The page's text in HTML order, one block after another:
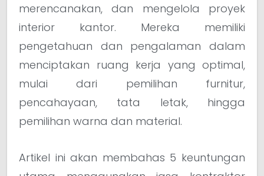
merencanakan, dan mengelola proyek
interior kantor. Mereka memiliki
pengetahuan dan pengalaman dalam
menciptakan ruang kerja yang optimal,
mulai dari pemilihan furnitur,
pencahayaan, tata letak, hingga
pemilihan warna dan material.
Artikel ini akan membahas 5 keuntungan